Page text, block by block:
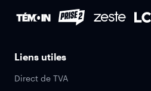
Liens utiles
Direct de TVA